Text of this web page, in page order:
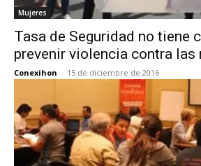
Mujeres
Tasa de Seguridad no tiene
prevenir violencia contra las
Conexihon - 15 de diciembre de 2016